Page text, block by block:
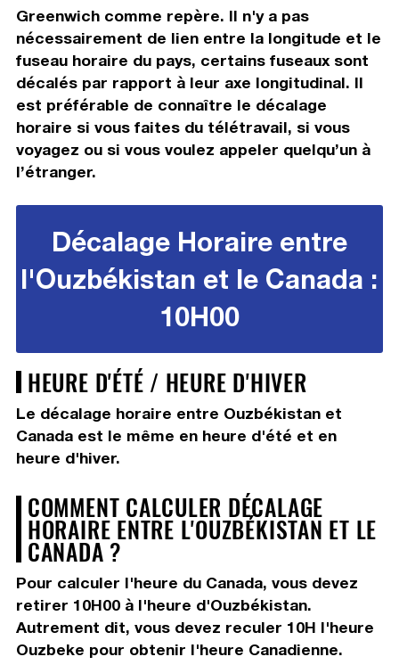
Greenwich comme repère. Il n'y a pas
nécessairement de lien entre la longitude et le
fuseau horaire du pays, certains fuseaux sont
décalés par rapport à leur axe longitudinal. Il
est préférable de connaître le décalage
horaire si vous faites du télétravail, si vous
voyagez ou si vous voulez appeler quelqu’un à
l’étranger.
Décalage Horaire entre
l'Ouzbékistan et le Canada :
10H00
HEURE D'ÉTÉ / HEURE D'HIVER
Le décalage horaire entre Ouzbékistan et
Canada est le même en heure d'été et en
heure d'hiver.
COMMENT CALCULER DÉCALAGE
HORAIRE ENTRE L'OUZBÉKISTAN ET LE
CANADA ?
Pour calculer l'heure du Canada, vous devez
retirer 10H00à l'heure d'Ouzbékistan.
Autrement dit, vous devez reculer 10H l'heure
Ouzbeke pour obtenir l'heure Canadienne.